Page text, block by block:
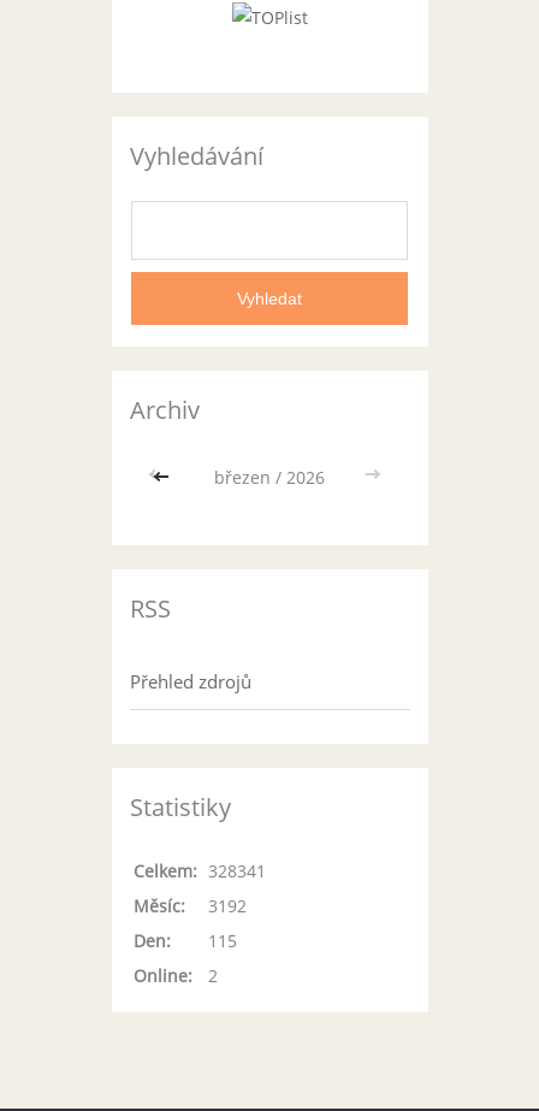
Vyhledávání
Archiv
<< březen / 2026 >>
RSS
Přehled zdrojů
Statistiky
Online: 2
Celkem: 328341
Měsíc:
3192
Den:
115